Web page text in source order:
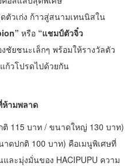
ตัวเก่ง ก้าวสู่สนามเทนนิสใน
หรือ “แชมป์ตัวจิ๋ว
ชัยชนะเล็กๆ พร้อมให้รางวัลตัว
ก้วโปรดไปด้วยกัน
ห้ามพลาด
115 บาท / ขนาดใหญ่ 130 บาท)
าดปกติ 100 บาท) คือเมนูพิเศษที่
ละมุ่งมั่นของ HACIPUPU ความ